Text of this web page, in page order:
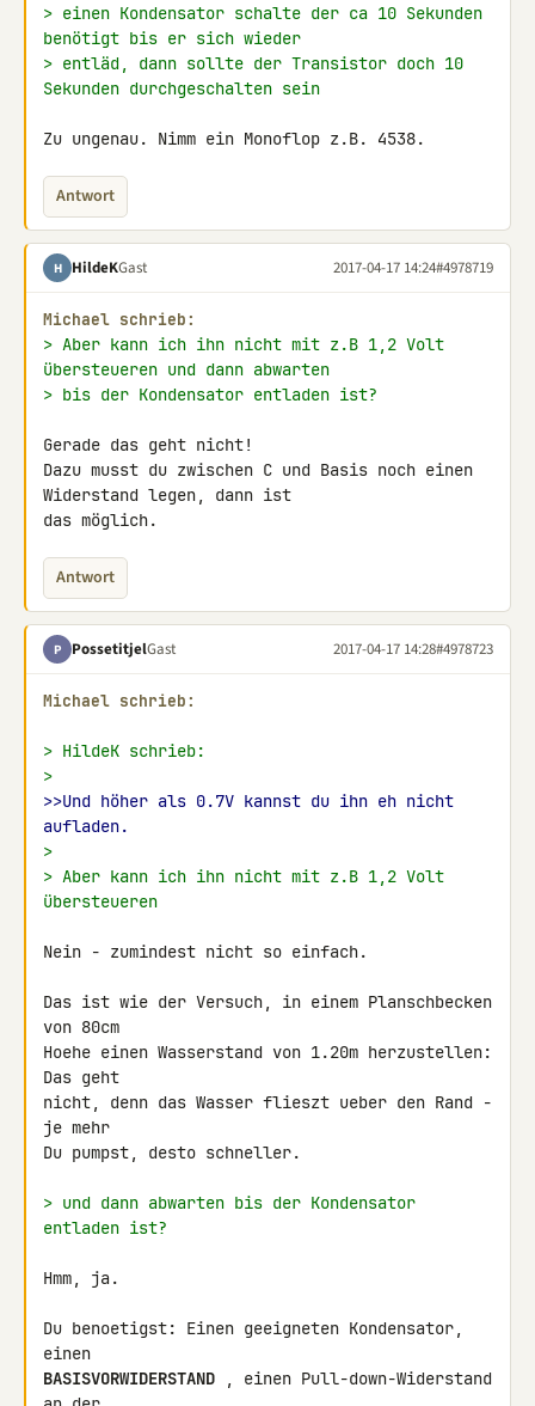
> einen Kondensator schalte der ca 10 Sekunden
benötigt bis er sich wieder
> entläd, dann sollte der Transistor doch 10
Sekunden durchgeschalten sein
Zu ungenau. Nimm ein Monoflop z.B. 4538.
Antwort
H HildeKGast 2017-04-17 14:24#4978719
Michael schrieb:
> Aber kann ich ihn nicht mit z.B 1,2 Volt
übersteueren und dann abwarten
> bis der Kondensator entladen ist?
Gerade das geht nicht!
Dazu musst du zwischen C und Basis noch einen
Widerstand legen, dann ist
das möglich.
Antwort
P PossetitjelGast 2017-04-17 14:28#4978723
Michael schrieb:
> HildeK schrieb:
>
>>Und höher als 0.7V kannst du ihn eh nicht
aufladen.
>
> Aber kann ich ihn nicht mit z.B 1,2 Volt
übersteueren
Nein - zumindest nicht so einfach.
Das ist wie der Versuch, in einem Planschbecken
von 80cm
Hoehe einen Wasserstand von 1.20m herzustellen:
Das geht
nicht, denn das Wasser flieszt ueber den Rand -
je mehr
Du pumpst, desto schneller.
> und dann abwarten bis der Kondensator
entladen ist?
Hmm, ja.
Du benoetigst: Einen geeigneten Kondensator,
BASISVORWIDERSTAND , einen Pull-down-Widerstand